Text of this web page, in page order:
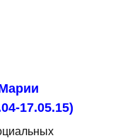
17.05.15)